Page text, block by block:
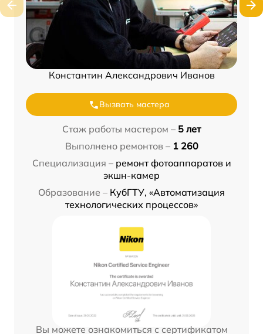
Константин Александрович Иванов
Вызвать мастера
Стаж работы мастером – 5 лет
Выполнено ремонтов – 1 260
Специализация – ремонт фотоаппаратов и
экшн-камер
Образование – КубГТУ, «Автоматизация
технологических процессов»
Вы можете ознакомиться с сертификатом